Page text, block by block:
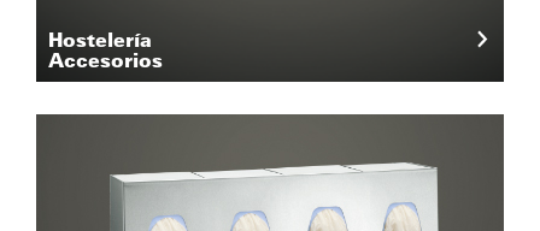
Hostelería
Accesorios